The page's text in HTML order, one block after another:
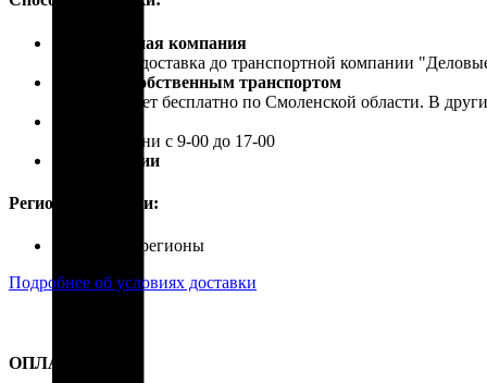
Транспортная компания
Бесплатная доставка до транспортной компании
Доставка собственным транспортом
Осуществляет бесплатно по Смоленской области. В
В рабочие дни с 9-00 до 17-00
Почта России
Регионы доставки:
Россия, все регионы
Подробнее об условиях доставки
ОПЛАТА